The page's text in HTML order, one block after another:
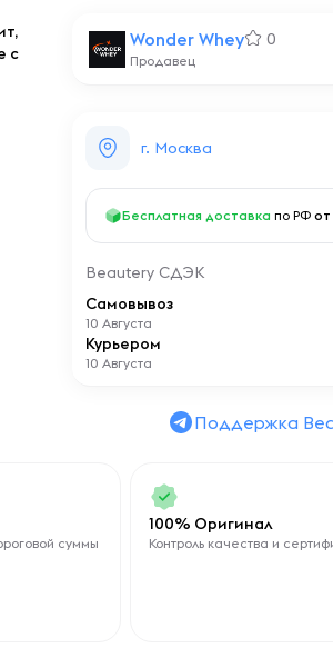
с
Wonder Whey 0
Продавец
г. Москва
Бесплатная доставка по РФ
Beautery СДЭК
Самовывоз
10 Августа
Курьером
10 Августа
Поддержка
суммы
100% Оригинал
Контроль качества и